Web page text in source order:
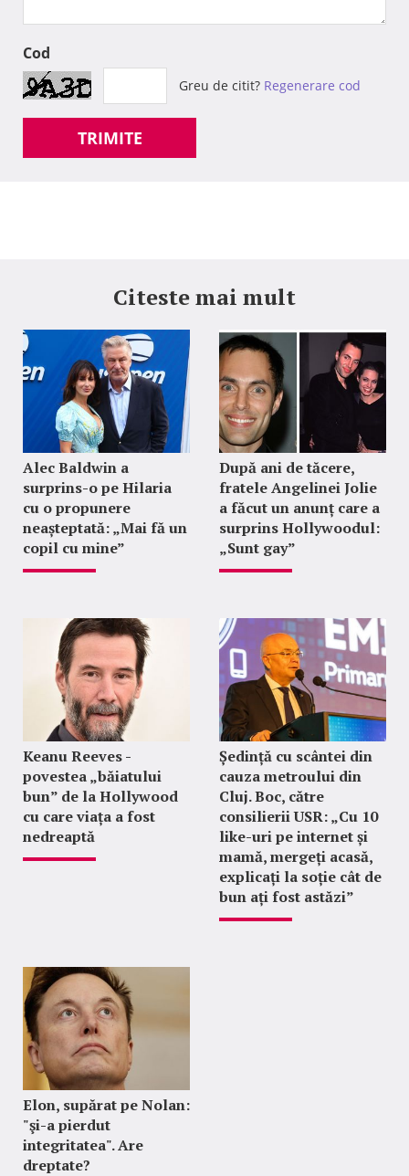
Cod
Greu de citit? Regenerare cod
TRIMITE
Citeste mai mult
Alec Baldwin a
surprins-o pe Hilaria
cu o propunere
neașteptată: „Mai fă un
copil cu mine”
După ani de tăcere,
fratele Angelinei Jolie
a făcut un anunț care a
surprins Hollywoodul:
„Sunt gay”
Keanu Reeves -
povestea „băiatului
bun” de la Hollywood
cu care viața a fost
nedreaptă
Ședință cu scântei din
cauza metroului din
Cluj. Boc, către
consilierii USR: „Cu 10
like-uri pe internet și
mamă, mergeți acasă,
explicați la soție cât de
bun ați fost astăzi”
Elon, supărat pe Nolan:
"şi-a pierdut
integritatea". Are
dreptate?